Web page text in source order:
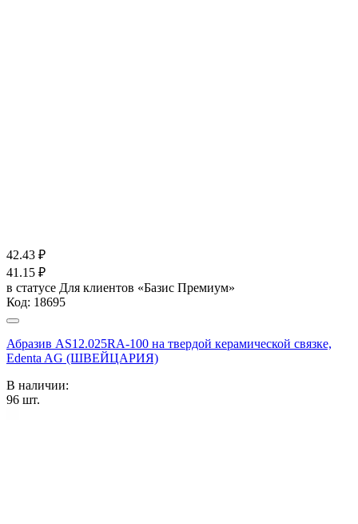
42.43 ₽
41.15 ₽
в статусе Для клиентов «Базис Премиум»
Код: 18695
Абразив AS12.025RA-100 на твердой керамической связке,
Edenta AG (ШВЕЙЦАРИЯ)
В наличии:
96 шт.